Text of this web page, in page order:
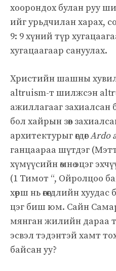
хоорондох булан руу
ийг урьдчилан харах,
9: 9 хүний ​​түр
хугацаагаар сануулах.
Христийн шашны
altruism-т шилжсэн
ажиллагааг захиалсан
бол хайрын зөв
архитектурыг өгдөгArdo
ганцаараа шүтдэг
хүмүүсийн өмнө эцэг
(1 Тимот “, Ойролцоо
хөрш нь өгөгдлийн
цэг биш юм. Сайн
мянган жилийн дараа
эсвэл тэдэнтэй хамт
байсан уу?